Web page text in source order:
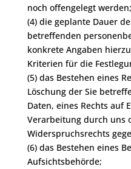
noch offengelegt werden;
(4) die geplante Dauer
betreffenden
konkrete Angaben
Kriterien für die
(5) das Bestehen eines
Löschung der Sie
Daten, eines Rechts auf
Verarbeitung durch uns
Widerspruchsrechts
(6) das Bestehen eines
Aufsichtsbehörde;